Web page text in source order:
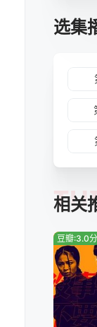
选集
相关
豆瓣:3.0分